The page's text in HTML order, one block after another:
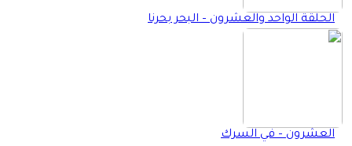
الحلقة الواحد والعشرون – البحر بحرنا
العشرون – في السرك